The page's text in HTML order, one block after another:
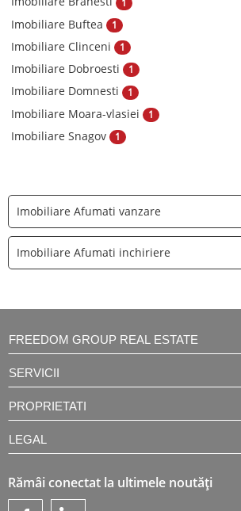
Imobiliare Buftea 1
Imobiliare Clinceni 1
Imobiliare Dobroesti 1
Imobiliare Domnesti 1
Imobiliare Moara-vlasiei 1
Imobiliare Snagov 1
Imobiliare Afumati vanzare
Imobiliare Afumati inchiriere
FREEDOM GROUP REAL ESTATE
SERVICII
PROPRIETATI
LEGAL
Rămâi conectat la ultimele noutăți